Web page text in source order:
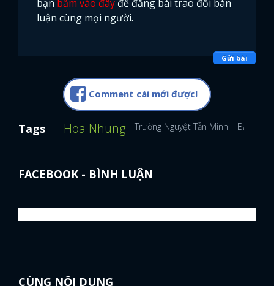
FACEBOOK
bạn bấm vào đây để đăng bài trao đổi bàn
luận cùng mọi người.
Gửi bài
Comment cái mới được!
Tags Hoa Nhung Trường Nguyệt Tẫn Minh Bạch Lộc
FACEBOOK - BÌNH LUẬN
CÙNG NỘI DUNG